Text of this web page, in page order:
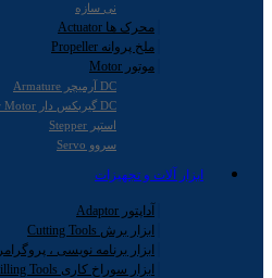
نی سازه
محرک ها Actuator
ملخ پروانه Propeller
موتور Motor
DC آرمیچر Armature
DC گیربکس دار DC Gear Motor
استپر Stepper
سروو Servo
ابزار آلات و تجهیزات
آداپتور Adaptor
ابزار برش Cutting Tools
ابزار برنامه نویسی ، پروگرامر Programmer
ابزار سوراخ کاری Drilling Tools